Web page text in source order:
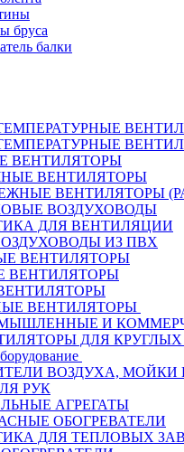
бруса
балки
ВЕНТИЛЯТОРЫ
ВЕНТИЛЯТОРЫ
ВЕНТИЛЯТОРЫ
ВОЗДУХОВОДЫ
ДЛЯ ВЕНТИЛЯЦИИ
ИЗ ПВХ
ВЕНТИЛЯТОРЫ
ВЕНТИЛЯТОРЫ
ВЕНТИЛЯТОРЫ
И
ДЛЯ
ВОЗДУХА, МОЙКИ
РУК
АГРЕГАТЫ
ОБОГРЕВАТЕЛИ
ДЛЯ ТЕПЛОВЫХ